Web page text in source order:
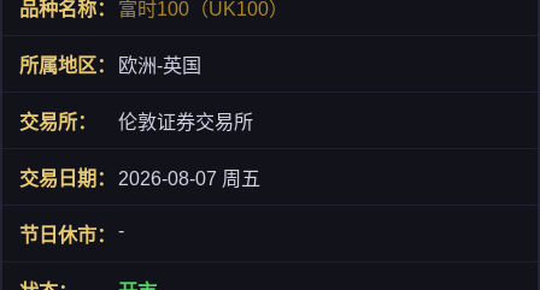
富时100（UK100）
欧洲-英国
伦敦证券交易所
2026-08-07 周五
-